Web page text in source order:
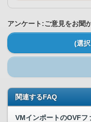
アンケート:ご意見をお聞
(選
関連するFAQ